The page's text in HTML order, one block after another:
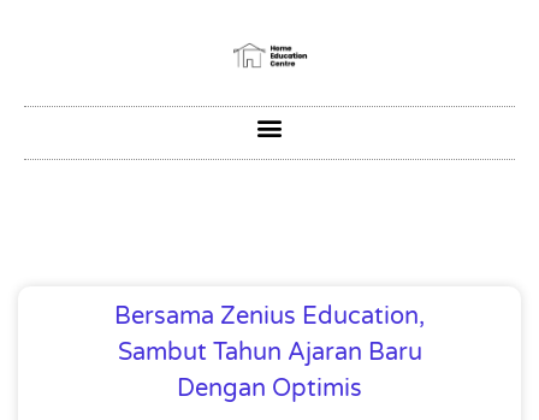
Bersama Zenius Education,
Sambut Tahun Ajaran Baru
Dengan Optimis